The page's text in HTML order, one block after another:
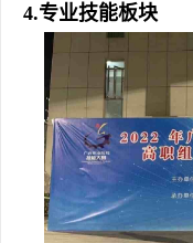
4.专业技能板块